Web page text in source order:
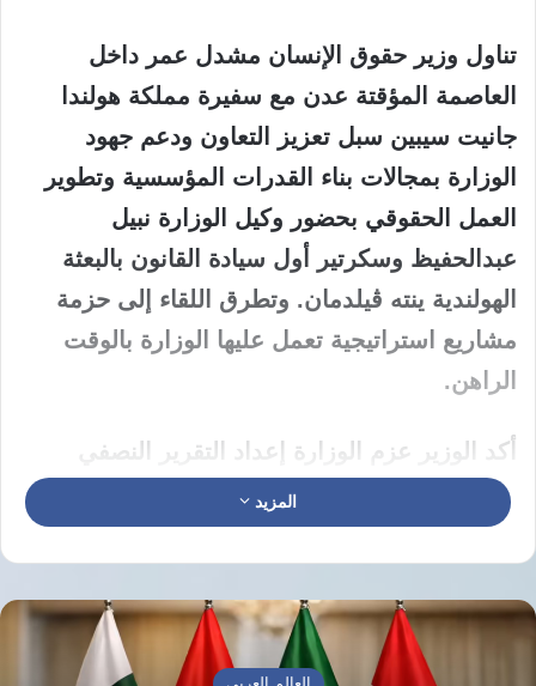
تناول وزير حقوق الإنسان مشدل عمر داخل
العاصمة المؤقتة عدن مع سفيرة مملكة هولندا
جانيت سيبين سبل تعزيز التعاون ودعم جهود
الوزارة بمجالات بناء القدرات المؤسسية وتطوير
العمل الحقوقي بحضور وكيل الوزارة نبيل
عبدالحفيظ وسكرتير أول سيادة القانون بالبعثة
الهولندية ينته ڤيلدمان. وتطرق اللقاء إلى حزمة
مشاريع استراتيجية تعمل عليها الوزارة بالوقت
الراهن.
أكد الوزير عزم الوزارة إعداد التقرير النصفي
الجاري مشيراً إلى ارتكاز توجهات المرحلة المقبلة
المصداقية بالتعامل مع الملفات الحقوقية بما
يتماشى مع الالتزامات الدولية ويعزز حضورها
المزيد